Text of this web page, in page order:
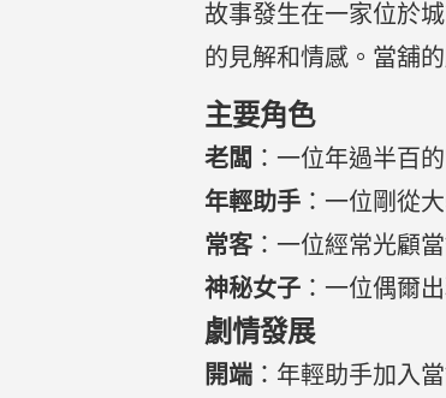
故事發生在一家位於
的見解和情感。當舖
主要角色
老闆 ：一位年過半百
年輕助手 ：一位剛從
常客：一位經常光顧
神秘女子 ：一位偶爾
劇情發展
開端 ：年輕助手加入